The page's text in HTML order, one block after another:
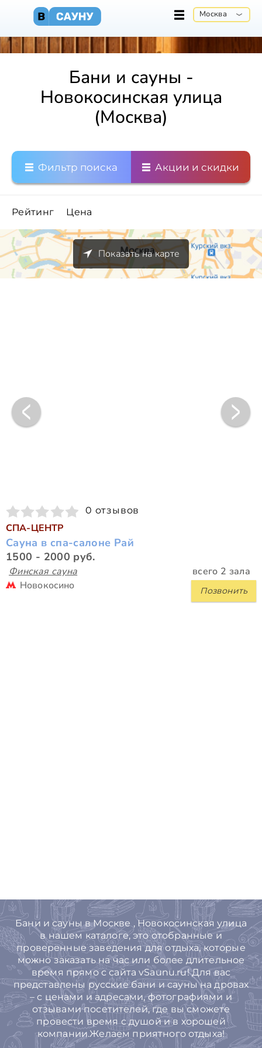
Москва
Бани и сауны -
Новокосинская улица
(Москва)
Фильтр поиска Акции и скидки
Рейтинг Цена
Показать на карте
0 отзывов
СПА-ЦЕНТР
Сауна в спа-салоне Рай
1500 - 2000 руб.
Финская сауна всего 2 зала
Позвонить
Новокосино
Бани и сауны в Москве , Новокосинская улица
в нашем каталоге, это отобранные и
проверенные заведения для отдыха, которые
можно заказать на час или более длительное
время прямо с сайта vSaunu.ru! Для вас
представлены русские бани и сауны на дровах
– с ценами и адресами, фотографиями и
отзывами посетителей, где вы сможете
провести время с душой и в хорошей
компании.Желаем приятного отдыха!